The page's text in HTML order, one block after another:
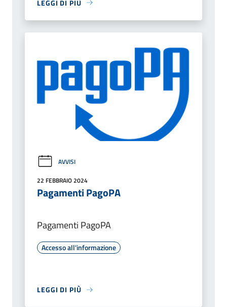
LEGGI DI PIÙ
AVVISI
22 FEBBRAIO 2024
Pagamenti PagoPA
Pagamenti PagoPA
Accesso all'informazione
LEGGI DI PIÙ